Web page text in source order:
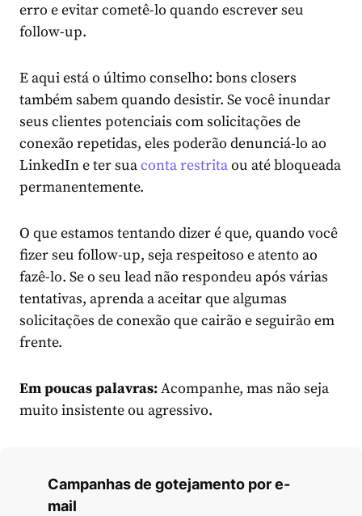
erro e evitar cometê-lo quando escrever seu
follow-up.
E aqui está o último conselho: bons closers
também sabem quando desistir. Se você inundar
seus clientes potenciais com solicitações de
conexão repetidas, eles poderão denunciá-lo ao
LinkedIn e ter suaconta restritaou até bloqueada
permanentemente.
O que estamos tentando dizer é que, quando você
fizer seu follow-up, seja respeitoso e atento ao
fazê-lo. Se o seu lead não respondeu após várias
tentativas, aprenda a aceitar que algumas
solicitações de conexão que cairão e seguirão em
frente.
Em poucas palavras:Acompanhe, mas não seja
muito insistente ou agressivo.
Campanhas de gotejamento por e-
mail